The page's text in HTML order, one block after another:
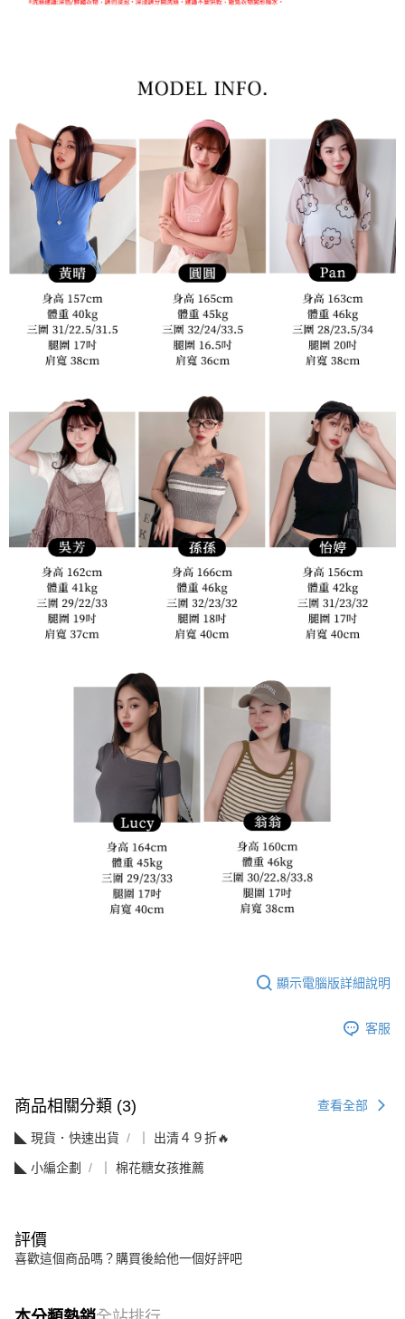
顯示電腦版詳細說明
客服
商品相關分類 (3) 查看全部
◣ 現貨．快速出貨 ｜ 出清４９折🔥
◣ 小編企劃 ｜ 棉花糖女孩推薦
評價
喜歡這個商品嗎？購買後給他一個好評吧